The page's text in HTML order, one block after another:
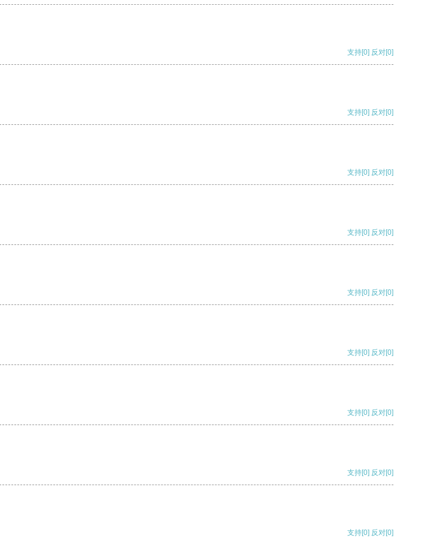
支持[0] 反对[0]
支持[0] 反对[0]
支持[0] 反对[0]
支持[0] 反对[0]
支持[0] 反对[0]
支持[0] 反对[0]
支持[0] 反对[0]
支持[0] 反对[0]
支持[0] 反对[0]